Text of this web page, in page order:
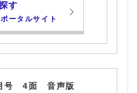
す
ータルサイト
号 4面 音声版